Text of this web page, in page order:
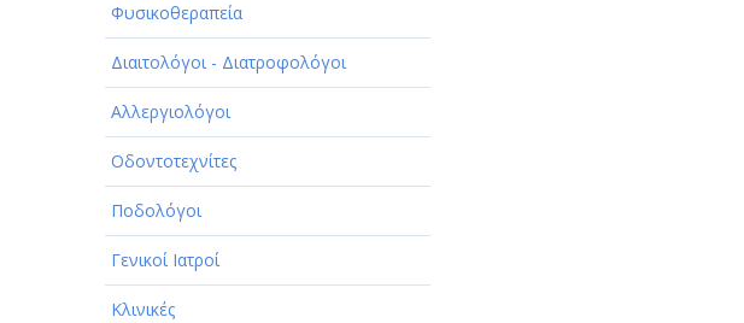
Φυσικοθεραπεία
Διαιτολόγοι - Διατροφολόγοι
Αλλεργιολόγοι
Οδοντοτεχνίτες
Ποδολόγοι
Γενικοί Ιατροί
Κλινικές